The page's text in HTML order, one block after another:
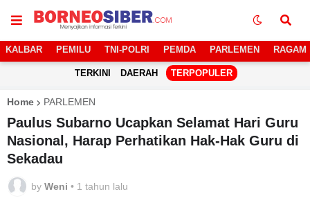
KALBAR PEMILU TNI-POLRI PEMDA PARLEMEN RAGAM
TERKINI DAERAH TERPOPULER
Home PARLEMEN
Paulus Subarno Ucapkan Selamat Hari Guru
Nasional, Harap Perhatikan Hak-Hak Guru di
Sekadau
by Weni • 1 tahun lalu